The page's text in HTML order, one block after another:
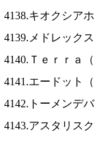
4138.キオクシア
4139.メドレック
4140.Ｔｅｒｒａ（
4141.エードット（
4142.トーメンデ
4143.アスタリス